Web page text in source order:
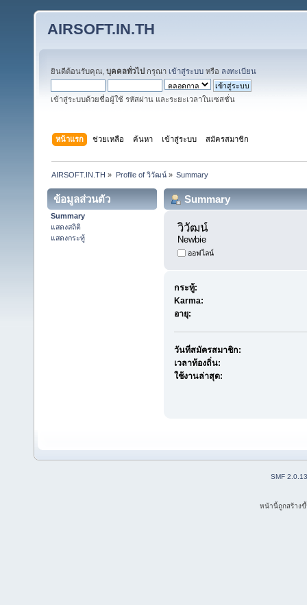
AIRSOFT.IN.TH
ยินดีต้อนรับคุณ, บุคคลทั่วไป กรุณา เข้าสู่ระบบ หรือ ลงทะเบียน
เข้าสู่ระบบด้วยชื่อผู้ใช้ รหัสผ่าน และระยะเวลาในเซสชั่น
หน้าแรก ช่วยเหลือ ค้นหา เข้าสู่ระบบ สมัครสมาชิก
AIRSOFT.IN.TH » Profile of วิวัฒน์» Summary
ข้อมูลส่วนตัว
Summary
แสดงสถิติ
แสดงกระทู้
Summary
วิวัฒน์
Newbie
ออฟไลน์
กระทู้:
Karma:
อายุ:
วันที่สมัครสมาชิก:
เวลาท้องถิ่น:
ใช้งานล่าสุด:
SMF 2.0.13
หน้านี้ถูกสร้าง